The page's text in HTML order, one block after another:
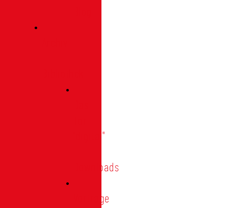
"digital"
Downloads
Vorträge